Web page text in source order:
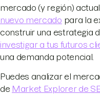
mercado (y región)
nuevo mercado para la
construir una estrategia
investigar a tus futuros
una demanda potencial.
Puedes analizar el
de Market Explorer de